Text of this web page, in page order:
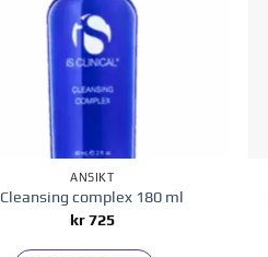
ANSIKT
Cleansing complex 180 ml
kr725